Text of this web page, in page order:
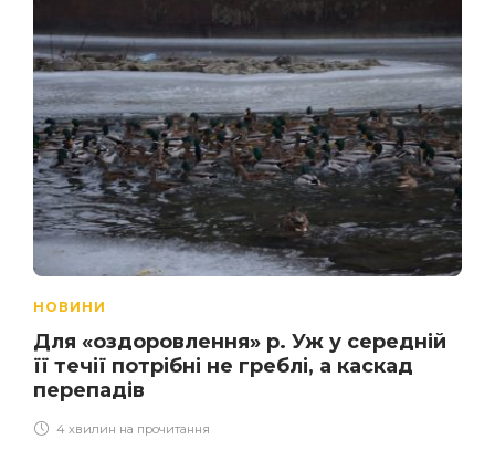
НОВИНИ
Для «оздоровлення» р. Уж у середній
її течії потрібні не греблі, а каскад
перепадів
4 хвилин на прочитання